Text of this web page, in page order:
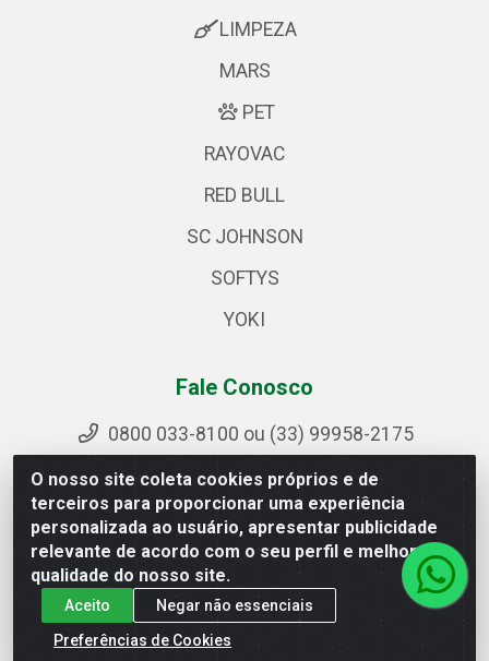
O nosso site coleta cookies próprios e de
terceiros para proporcionar uma experiência
personalizada ao usuário, apresentar publicidade
relevante de acordo com o seu perfil e melhorar a
qualidade do nosso site.
Aceito
Negar não essenciais
Preferências de Cookies
LIMPEZA
MARS
PET
RAYOVAC
RED BULL
SC JOHNSON
SOFTYS
YOKI
Fale Conosco
0800 033-8100 ou (33) 99958-2175
sac@ipirangamg.com.br
Acompanhe nossas publicações
Ipiranga Distribuição LTDA - Avenida Doutor Jorge
Hannas, 101 - Ponte da Aldeia - Manhuaçu / MG - CEP
36906-440 - CNPJ 25.310.749/0001-66